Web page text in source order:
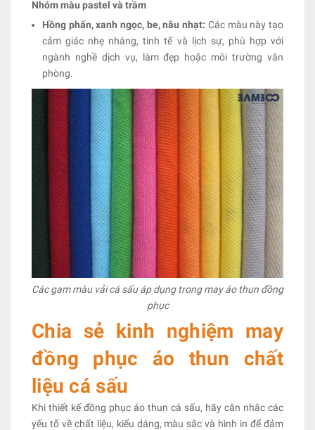
Nhóm màu pastel và trầm
Hồng phấn, xanh ngọc, be, nâu nhạt: Các màu này tạo
cảm giác nhẹ nhàng, tinh tế và lịch sự, phù hợp với
ngành nghề dịch vụ, làm đẹp hoặc môi trường văn
phòng.
Các gam màu vải cá sấu áp dụng trong may áo thun đồng
phục
Chia sẻ kinh nghiệm may
đồng phục áo thun chất
liệu cá sấu
Khi thiết kế đồng phục áo thun cá sấu, hãy cân nhắc các
yếu tố về chất liệu, kiểu dáng, màu sắc và hình in để đảm